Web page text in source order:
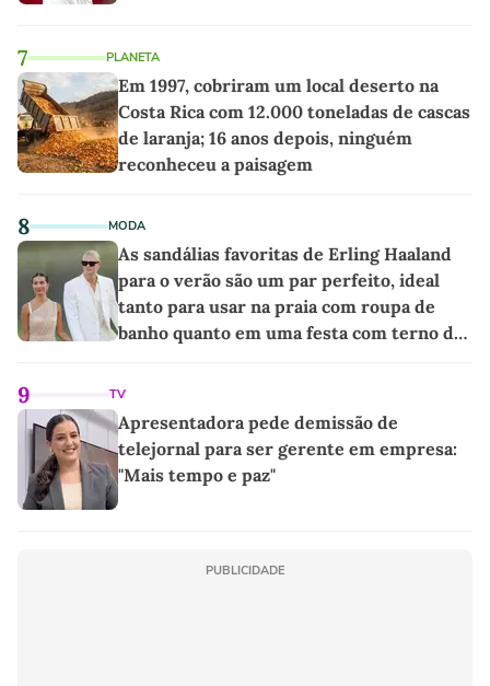
7 PLANETA
Em 1997, cobriram um local deserto na
Costa Rica com 12.000 toneladas de cascas
de laranja; 16 anos depois, ninguém
reconheceu a paisagem
8 MODA
As sandálias favoritas de Erling Haaland
para o verão são um par perfeito, ideal
tanto para usar na praia com roupa de
banho quanto em uma festa com terno de
9 TV
Apresentadora pede demissão de
telejornal para ser gerente em empresa:
"Mais tempo e paz"
PUBLICIDADE